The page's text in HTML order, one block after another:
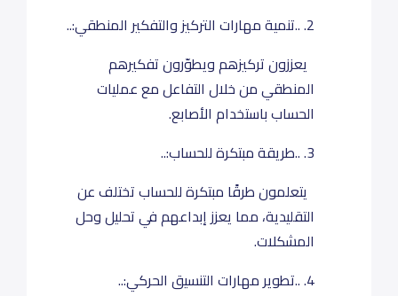
2. ..تنمية مهارات التركيز والتفكير المنطقي:..
يعززون تركيزهم ويطوّرون تفكيرهم
المنطقي من خلال التفاعل مع عمليات
الحساب باستخدام الأصابع.
3. ..طريقة مبتكرة للحساب:..
يتعلمون طرقًا مبتكرة للحساب تختلف عن
التقليدية، مما يعزز إبداعهم في تحليل وحل
المشكلات.
4. ..تطوير مهارات التنسيق الحركي:..